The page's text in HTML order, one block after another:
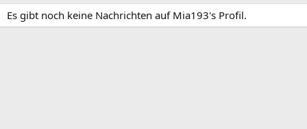
Es gibt noch keine Nachrichten auf Mia193's Profil.